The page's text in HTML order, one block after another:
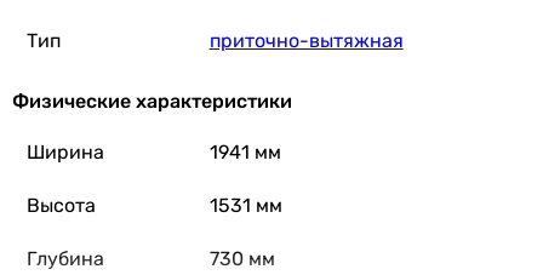
Тип приточно-вытяжная
Физические характеристики
Ширина 1941 мм
Высота 1531 мм
Глубина 730 мм